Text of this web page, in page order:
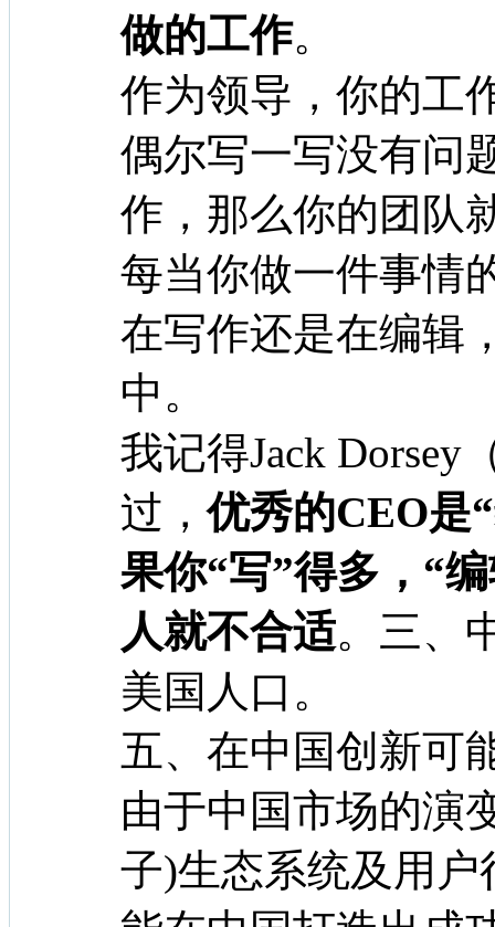
做的工作。
作为领导，你的工
偶尔写一写没有问
作，那么你的团队
每当你做一件事情
在写作还是在编辑
中。
我记得Jack Dorsey
过，优秀的CEO是
果你“写”得多，“
人就不合适。三、
美国人口。
五、在中国创新可
由于中国市场的演
子)生态系统及用